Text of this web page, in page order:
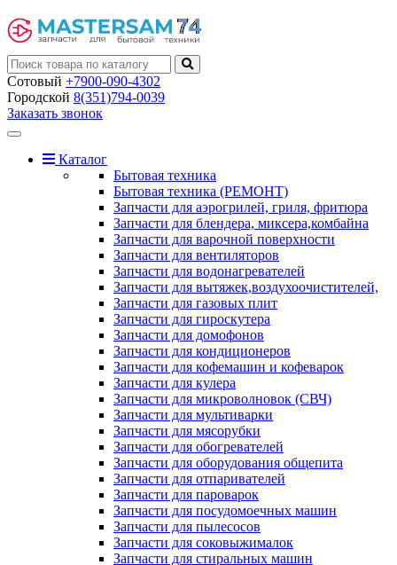
Сотовый +7900-090-4302
Городской 8(351)794-0039
Заказать звонок
Toggle
navigationКаталог
Бытовая техника
Бытовая техника (РЕМОНТ)
Запчасти для аэрогрилей, гриля, фритюра
Запчасти для блендера, миксера,комбайна
Запчасти для варочной поверхности
Запчасти для вентиляторов
Запчасти для водонагревателей
Запчасти для вытяжек,воздухоочистителей,
Запчасти для газовых плит
Запчасти для гироскутера
Запчасти для домофонов
Запчасти для кондиционеров
Запчасти для кофемашин и кофеварок
Запчасти для кулера
Запчасти для микроволновок (СВЧ)
Запчасти для мультиварки
Запчасти для мясорубки
Запчасти для обогревателей
Запчасти для оборудования общепита
Запчасти для отпаривателей
Запчасти для пароварок
Запчасти для посудомоечных машин
Запчасти для пылесосов
Запчасти для соковыжималок
Запчасти для стиральных машин